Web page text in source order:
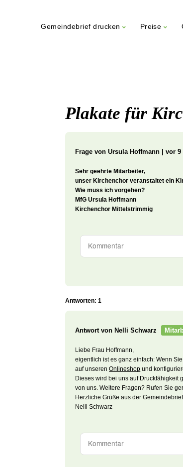
Gemeindebrief drucken Preise
Plakate für
Frage vonUrsula Hoffmann | vor 9
Sehr geehrte Mitarbeiter,
unser Kirchenchor veranstaltet ein
Wie muss ich vorgehen?
MfG Ursula Hoffmann
Kirchenchor Mittelstrimmig
Antworten: 1
Antwort von Nelli Schwarz
Liebe Frau Hoffmann,
eigentlich ist es ganz einfach: Wenn
auf unserenOnlineshop und
Dieses wird bei uns auf Druckfähigkeit
von uns. Weitere Fragen? Rufen Sie
Herzliche Grüße aus der
Nelli Schwarz